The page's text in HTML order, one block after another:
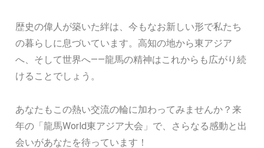
歴史の偉人が築いた絆は、今もなお新しい形で私たち
の暮らしに息づいています。高知の地から東アジア
へ、そして世界へ――龍馬の精神はこれからも広がり続
けることでしょう。
あなたもこの熱い交流の輪に加わってみませんか？来
年の「龍馬World東アジア大会」で、さらなる感動と出
会いがあなたを待っています！